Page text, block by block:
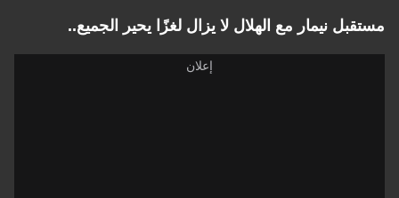
نيمار مع الهلال لا يزال لغزًا يحير الجميع..